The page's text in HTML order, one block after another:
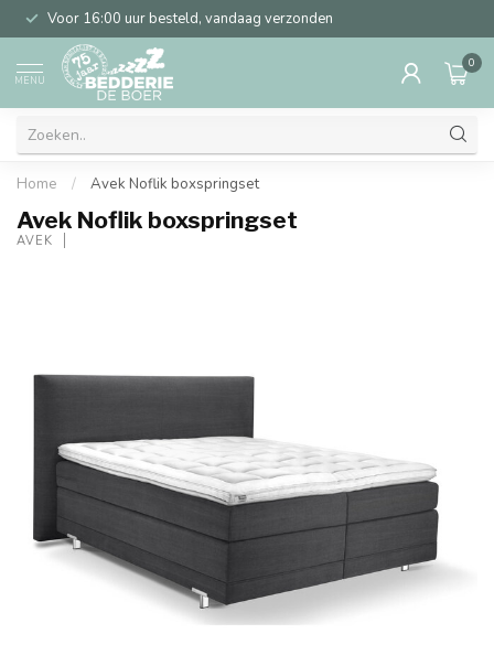
Voor 16:00 uur besteld, vandaag verzonden
MENU
0
Home / Avek Noflik boxspringset
Avek Noflik boxspringset
AVEK